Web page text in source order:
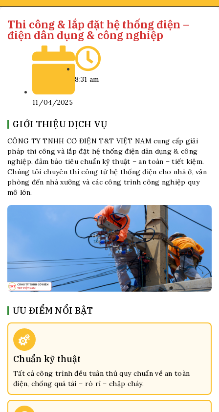
Thi công & lắp đặt hệ thống điện –
điện dân dụng & công nghiệp
11/04/2025
8:31 am
GIỚI THIỆU DỊCH VỤ
CÔNG TY TNHH CƠ ĐIỆN T&T VIỆT NAM cung cấp giải
pháp thi công và lắp đặt hệ thống điện dân dụng & công
nghiệp, đảm bảo tiêu chuẩn kỹ thuật – an toàn – tiết kiệm.
Chúng tôi chuyên thi công từ hệ thống điện cho nhà ở, văn
phòng đến nhà xưởng và các công trình công nghiệp quy
mô lớn.
ƯU ĐIỂM NỔI BẬT
Chuẩn kỹ thuật
Tất cả công trình đều tuân thủ quy chuẩn về an toàn
điện, chống quá tải – rò rỉ – chập cháy.